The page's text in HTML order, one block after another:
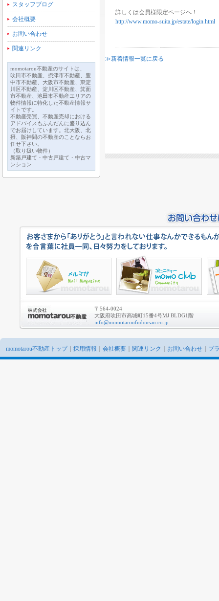
スタッフブログ
会社概要
お問い合わせ
関連リンク
momotarou不動産のサイトは、
吹田市不動産、摂津市不動産、豊
中市不動産、大阪市不動産、東淀
川区不動産、淀川区不動産、箕面
市不動産、池田市不動産エリアの
物件情報に特化した不動産情報サ
イトです。
不動産売買、不動産売却における
アドバイスもふんだんに盛り込ん
でお届けしています。北大阪、北
摂、阪神間の不動産のことならお
任せ下さい。
（取り扱い物件）
新築戸建て・中古戸建て・中古マ
ンション
詳しくは会員様限定ページへ！
http://www.momo-suita.jp/estate/login.html
≫新着情報一覧に戻る
〒564-0024
大阪府吹田市高城町15番4号MJ BLDG1階
info@momotaroufudousan.co.jp
momotarou不動産トップ｜ 採用情報 会社概要 関連リンク お問い合わせ プ